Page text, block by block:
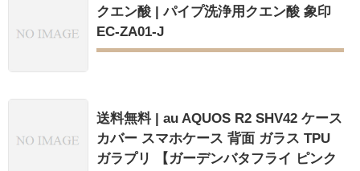
クエン酸 | パイプ洗浄用クエン酸 象印
EC-ZA01-J
送料無料 | au AQUOS R2 SHV42 ケース
カバー スマホケース 背面 ガラス TPU
ガラプリ 【ガーデンバタフライ ピンク